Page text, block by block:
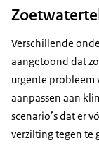
Verschillende
aangetoond dat
urgente probleem
aanpassen aan
scenario’s dat er
verzilting tegen te